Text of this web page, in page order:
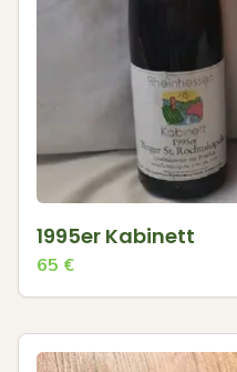
1995er Kabinett
65 €